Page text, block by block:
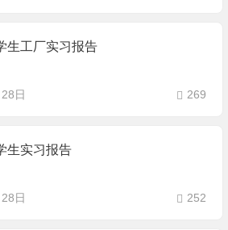
生工厂实习报告
日 269
生实习报告
日 252